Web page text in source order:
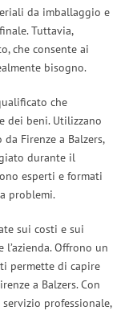
da imballaggio e
Tuttavia,
che consente ai
bisogno.
che
dei beni. Utilizzano
Firenze a Balzers,
durante il
esperti e formati
problemi.
sui costi e sui
Offrono un
permette di capire
a Balzers. Con
professionale,